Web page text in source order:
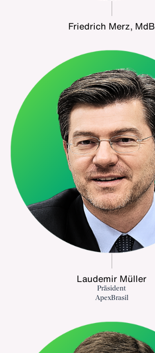
Friedrich Merz, MdB
Laudemir Müller
Präsident
ApexBrasil